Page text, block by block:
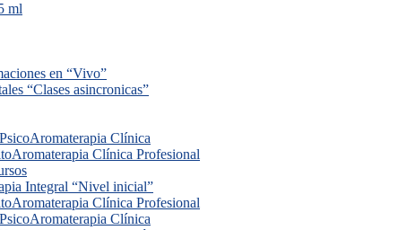
ml
en “Vivo”
“Clases asincronicas”
Clínica
Clínica Profesional
Integral “Nivel inicial”
Clínica Profesional
Clínica